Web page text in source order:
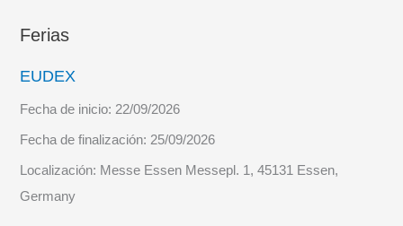
Ferias
EUDEX
Fecha de inicio:22/09/2026
Fecha de finalización:25/09/2026
Localización: Messe Essen Messepl. 1, 45131 Essen,
Germany